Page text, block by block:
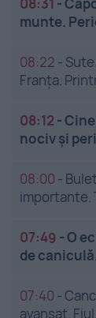
08:31 -
munte.
08:22 -
Franța.
08:12 -
nociv și
08:00 -
importante.
07:49 -O
de
07:40 -
avansat.